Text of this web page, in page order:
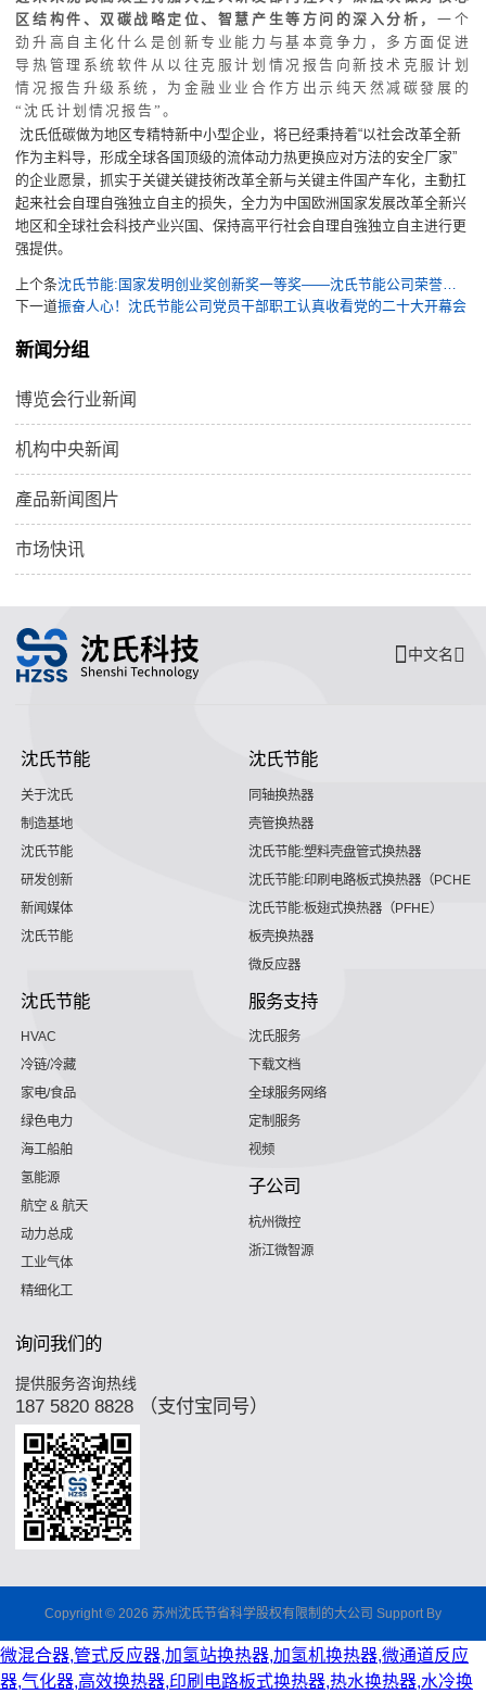
区结构件、双碳战略定位、智慧产生等方问的深入分析 ， 一个
劲升高自主化什么是创新专业能力与基本竟争力，多方面促进
导热管理系统软件从以往克服计划情况报告向新技术克服计划
情况报告升级系统，为金融业业合作方出示纯天然减碳發展的
“沈氏计划情况报告”。
沈氏低碳做为地区专精特新中小型企业，将已经秉持着“以社会改革全新
作为主料导，形成全球各国顶级的流体动力热更换应对方法的安全厂家”
的企业愿景，抓实于关键关键技術改革全新与关键主件国产车化，主動扛
起来社会自理自強独立自主的损失，全力为中国欧洲国家发展改革全新兴
地区和全球社会科技产业兴国、保持高平行社会自理自強独立自主进行更
强提供。
上个条
下一道振奋人心！沈氏节能公司党员干部职工认真收看党的二十大开幕会
新闻分组
博览会行业新闻
机构中央新闻
產品新闻图片
市场快讯
中文名
沈氏节能
关于沈氏
制造基地
沈氏节能
研发创新
新闻媒体
沈氏节能
沈氏节能
同轴换热器
壳管换热器
沈氏节能:塑料壳盘管式换热器
沈氏节能:印刷电路板式换热器（PCHE）
沈氏节能:板翅式换热器（PFHE）
板壳换热器
微反应器
沈氏节能
HVAC
冷链/冷藏
家电/食品
绿色电力
海工船舶
氢能源
航空 & 航天
动力总成
工业气体
精细化工
服务支持
沈氏服务
下载文档
全球服务网络
定制服务
视频
子公司
杭州微控
浙江微智源
询问我们的
提供服务咨询热线
187 5820 8828 （支付宝同号）
Copyright © 2026 苏州沈氏节省科学股权有限制的大公司 Support By
微混合器,管式反应器,加氢站换热器,加氢机换热器,微通道反应
器,气化器,高效换热器,印刷电路板式换热器,热水换热器,水冷换